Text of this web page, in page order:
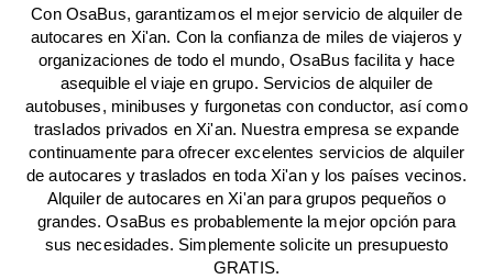
Con OsaBus, garantizamos el mejor servicio de alquiler de
autocares en Xi'an. Con la confianza de miles de viajeros y
organizaciones de todo el mundo, OsaBus facilita y hace
asequible el viaje en grupo. Servicios de alquiler de
autobuses, minibuses y furgonetas con conductor, así como
traslados privados en Xi'an. Nuestra empresa se expande
continuamente para ofrecer excelentes servicios de alquiler
de autocares y traslados en toda Xi'an y los países vecinos.
Alquiler de autocares en Xi'an para grupos pequeños o
grandes. OsaBus es probablemente la mejor opción para
sus necesidades. Simplemente solicite un presupuesto
GRATIS.